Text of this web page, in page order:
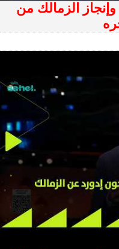
الزمالك من